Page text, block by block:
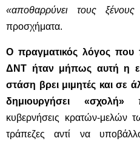
«αποθαρρύνει τους ξένους
προσχήματα.
Ο πραγματικός λόγος που
ΔΝΤ ήταν μήπως αυτή η
στάση βρει μιμητές και σε
δημιουργήσει «σχολή»
κυβερνήσεις κρατών-μελών
τράπεζες αντί να